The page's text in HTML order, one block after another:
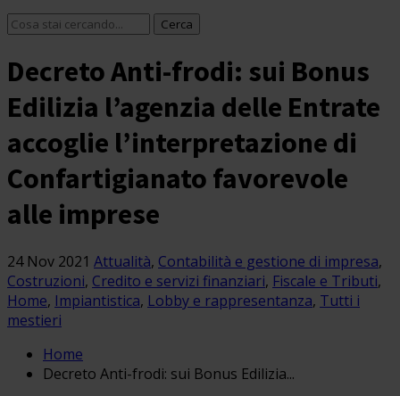
Decreto Anti-frodi: sui Bonus
Edilizia l’agenzia delle Entrate
accoglie l’interpretazione di
Confartigianato favorevole
alle imprese
24 Nov 2021 Attualità, Contabilità e gestione di impresa,
Costruzioni, Credito e servizi finanziari, Fiscale e Tributi,
Home, Impiantistica, Lobby e rappresentanza, Tutti i
mestieri
Home
Decreto Anti-frodi: sui Bonus Edilizia...